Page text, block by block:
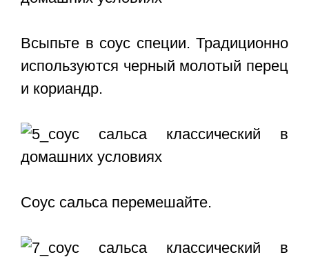
Всыпьте в соус специи. Традиционно
используются черный молотый перец
и кориандр.
Соус сальса перемешайте.